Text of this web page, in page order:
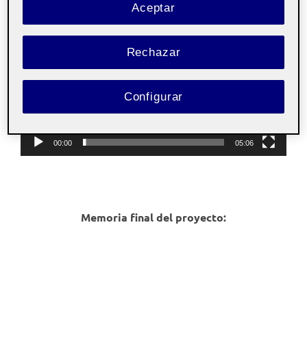
Reproductor
de
vídeo
00:00 05:06
Memoria final del proyecto:
Rechazar
Aceptar
Configurar